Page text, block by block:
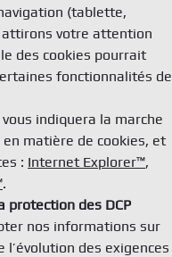
(tablette,
votre attention
des cookies pourrait
fonctionnalités de
indiquera la marche
matière de cookies, et
: Internet Explorer™,
.
protection des DCP
nos informations sur
l’évolution des exigences